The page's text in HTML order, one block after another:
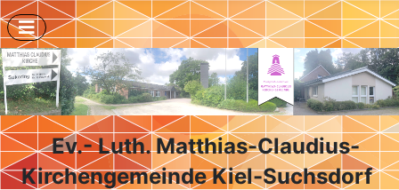
Ev.- Luth. Matthias-Claudius-
Kirchengemeinde Kiel-Suchsdorf